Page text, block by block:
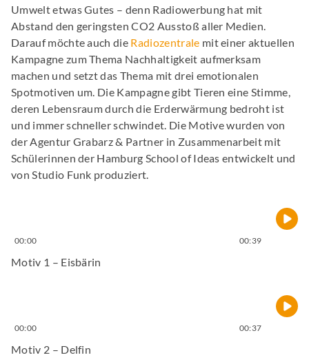
Umwelt etwas Gutes – denn Radiowerbung hat mit
Abstand den geringsten CO2 Ausstoß aller Medien.
Darauf möchte auch die Radiozentrale mit einer aktuellen
Kampagne zum Thema Nachhaltigkeit aufmerksam
machen und setzt das Thema mit drei emotionalen
Spotmotiven um. Die Kampagne gibt Tieren eine Stimme,
deren Lebensraum durch die Erderwärmung bedroht ist
und immer schneller schwindet. Die Motive wurden von
der Agentur Grabarz & Partner in Zusammenarbeit mit
Schülerinnen der Hamburg School of Ideas entwickelt und
von Studio Funk produziert.
00:00 00:39
Motiv 1 – Eisbärin
00:00 00:37
Motiv 2 – Delfin